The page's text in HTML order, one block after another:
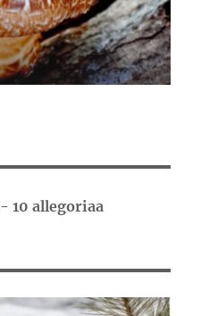
- 10 allegoriaa